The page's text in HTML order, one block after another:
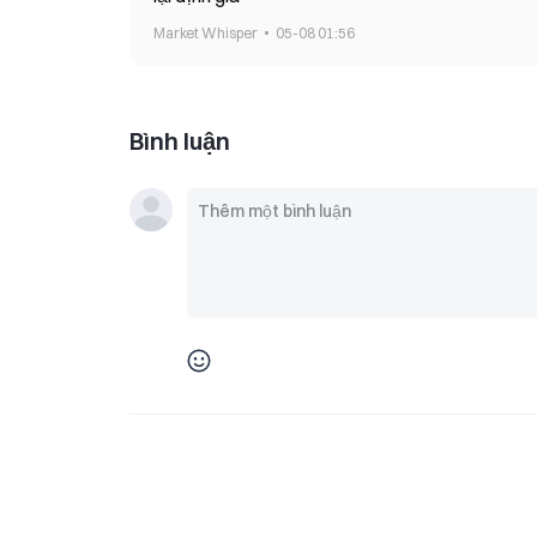
Market Whisper 05-08 01:56
Bình luận